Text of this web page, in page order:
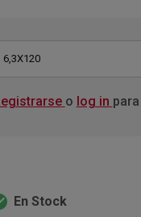
6,3X120
o log in
En Stock